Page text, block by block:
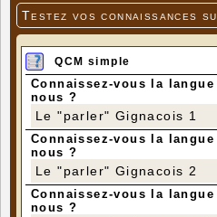
Testez vos connaissances
QCM simple
Connaissez-vous la langue
nous ?
Le "parler" Gignacois 1
Connaissez-vous la langue
nous ?
Le "parler" Gignacois 2
Connaissez-vous la langue
nous ?